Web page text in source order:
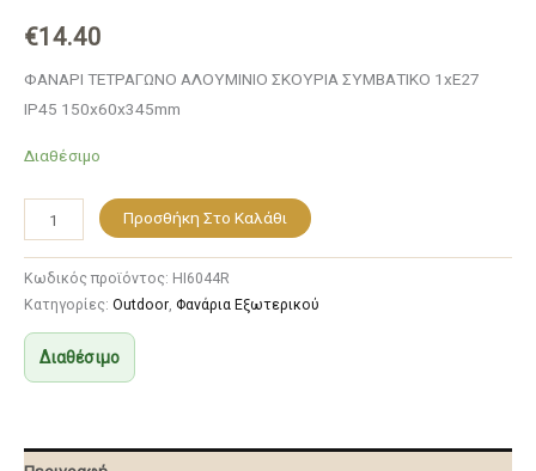
€14.40
ΦΑΝΑΡΙ ΤΕΤΡΑΓΩΝΟ ΑΛΟΥΜΙΝΙΟ ΣΚΟΥΡΙΑ ΣΥΜΒΑΤΙΚΟ 1xE27
IP45 150x60x345mm
Διαθέσιμο
Προσθήκη Στο Καλάθι
Κωδικός προϊόντος: HI6044R
Κατηγορίες: Outdoor, Φανάρια Εξωτερικού
Διαθέσιμο